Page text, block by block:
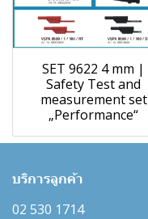
SET 9622 4 mm |
Safety Test and
measurement set
„Performance“
บริการลูกค้า
02 530 1714